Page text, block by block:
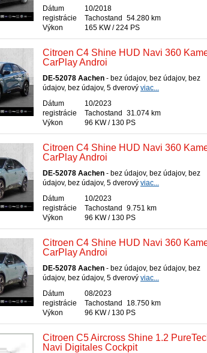
Dátum
registrácie
10/2018
Tachostand
54.280 km
Výkon
165 KW / 224 PS
Citroen C4 Shine HUD Navi 360
CarPlay Androi
DE-52078 Aachen - bez údajov, bez údajov, bez
údajov, bez údajov, 5 dverový viac...
Dátum
registrácie
10/2023
Tachostand
31.074 km
Výkon
96 KW / 130 PS
Citroen C4 Shine HUD Navi 360
CarPlay Androi
DE-52078 Aachen - bez údajov, bez údajov, bez
údajov, bez údajov, 5 dverový viac...
Dátum
registrácie
10/2023
Tachostand
9.751 km
Výkon
96 KW / 130 PS
Citroen C4 Shine HUD Navi 360
CarPlay Androi
DE-52078 Aachen - bez údajov, bez údajov, bez
údajov, bez údajov, 5 dverový viac...
Dátum
registrácie
08/2023
Tachostand
18.750 km
Výkon
96 KW / 130 PS
Citroen C5 Aircross Shine 1.2
Navi Digitales Cockpit